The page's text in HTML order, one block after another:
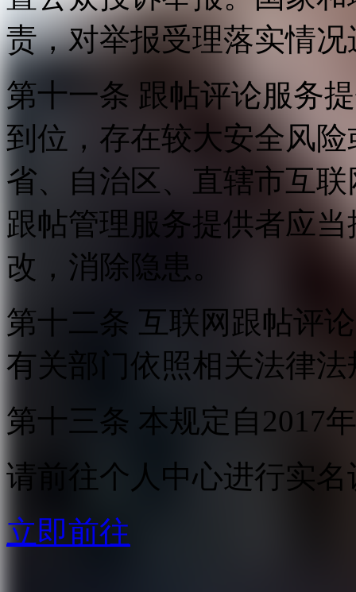
责，对举报受理落实情
第十一条 跟帖评论服务
到位，存在较大安全风
省、自治区、直辖市互
跟帖管理服务提供者应
改，消除隐患。
第十二条 互联网跟帖评
有关部门依照相关法律
第十三条 本规定自2017
请前往个人中心进行实名
立即前往